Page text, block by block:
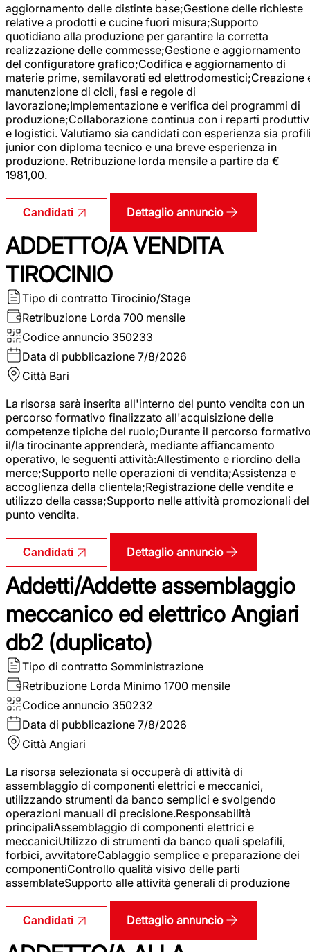
aggiornamento delle distinte base;Gestione delle richieste
relative a prodotti e cucine fuori misura;Supporto
quotidiano alla produzione per garantire la corretta
realizzazione delle commesse;Gestione e aggiornamento
del configuratore grafico;Codifica e aggiornamento di
materie prime, semilavorati ed elettrodomestici;Creazione
manutenzione di cicli, fasi e regole di
lavorazione;Implementazione e verifica dei programmi di
produzione;Collaborazione continua con i reparti
e logistici. Valutiamo sia candidati con esperienza sia
junior con diploma tecnico e una breve esperienza in
produzione. Retribuzione lorda mensile a partire da €
1981,00.
Candidati Dettaglio annuncio
ADDETTO/A VENDITA
TIROCINIO
Tipo di contratto Tirocinio/Stage
Retribuzione Lorda 700 mensile
Codice annuncio 350233
Data di pubblicazione 7/8/2026
Città Bari
La risorsa sarà inserita all'interno del punto vendita con un
percorso formativo finalizzato all'acquisizione delle
competenze tipiche del ruolo;Durante il percorso
il/la tirocinante apprenderà, mediante affiancamento
operativo, le seguenti attività:Allestimento e riordino della
merce;Supporto nelle operazioni di vendita;Assistenza e
accoglienza della clientela;Registrazione delle vendite e
utilizzo della cassa;Supporto nelle attività promozionali del
punto vendita.
Candidati Dettaglio annuncio
Addetti/Addette assemblaggio
meccanico ed elettrico Angiari
db2 (duplicato)
Tipo di contratto Somministrazione
Retribuzione Lorda Minimo 1700 mensile
Codice annuncio 350232
Data di pubblicazione 7/8/2026
Città Angiari
La risorsa selezionata si occuperà di attività di
assemblaggio di componenti elettrici e meccanici,
utilizzando strumenti da banco semplici e svolgendo
operazioni manuali di precisione.Responsabilità
principaliAssemblaggio di componenti elettrici e
meccaniciUtilizzo di strumenti da banco quali spelafili,
forbici, avvitatoreCablaggio semplice e preparazione dei
componentiControllo qualità visivo delle parti
assemblateSupporto alle attività generali di produzione
Candidati Dettaglio annuncio